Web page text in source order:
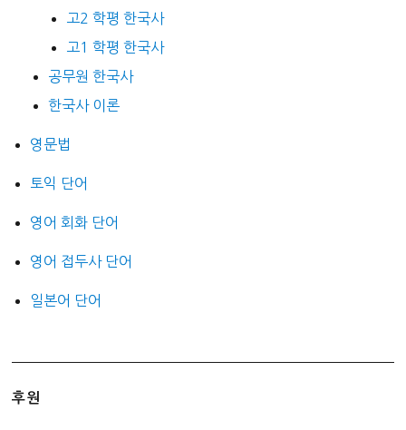
고2 학평 한국사
고1 학평 한국사
공무원 한국사
한국사 이론
영문법
토익 단어
영어 회화 단어
영어 접두사 단어
일본어 단어
후원